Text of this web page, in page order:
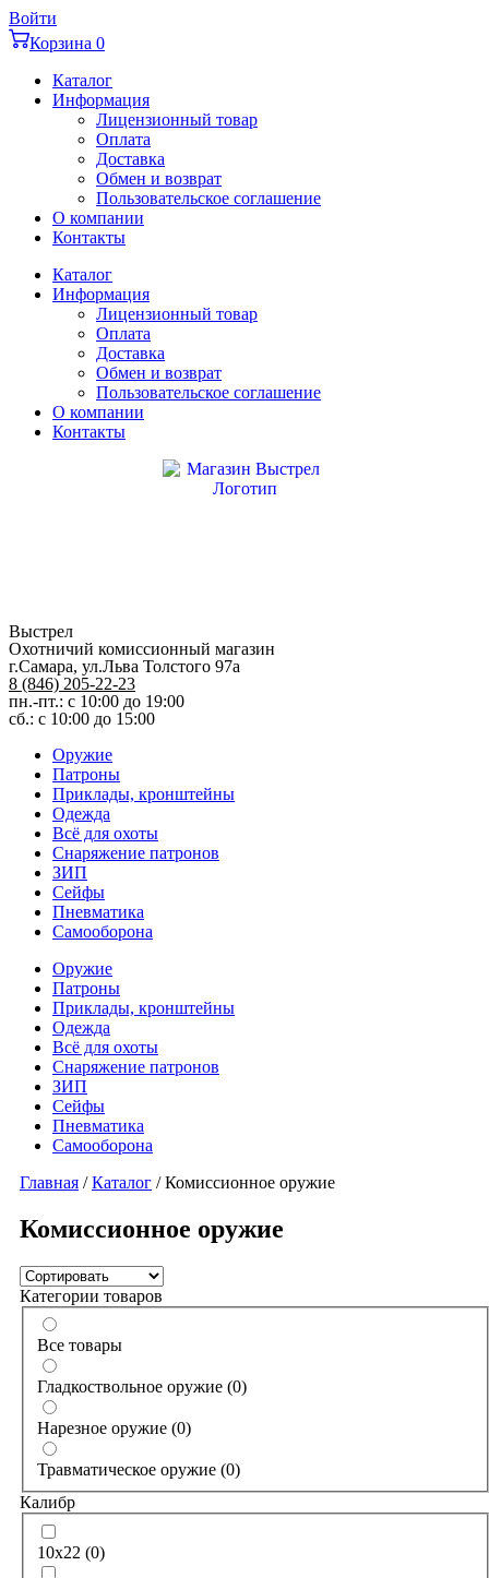
Перейти
к
содержимому
Войти
Корзина 0
Каталог
Информация
Лицензионный товар
Оплата
Доставка
Обмен и возврат
Пользовательское соглашение
О компании
Контакты
Каталог
Информация
Лицензионный товар
Оплата
Доставка
Обмен и возврат
Пользовательское соглашение
О компании
Контакты
Выстрел
Охотничий комиссионный магазин
г.Самара, ул.Льва Толстого 97а
8 (846) 205-22-23
пн.-пт.: с 10:00 до 19:00
сб.: с 10:00 до 15:00
Оружие
Патроны
Приклады, кронштейны
Одежда
Всё для охоты
Снаряжение патронов
ЗИП
Сейфы
Пневматика
Самооборона
Оружие
Патроны
Приклады, кронштейны
Одежда
Всё для охоты
Снаряжение патронов
ЗИП
Сейфы
Пневматика
Самооборона
Главная /Каталог / Комиссионное оружие
Комиссионное оружие
Категории товаров
Все товары
Гладкоствольное оружие (0)
Нарезное оружие (0)
Травматическое оружие (0)
Калибр
10x22 (0)